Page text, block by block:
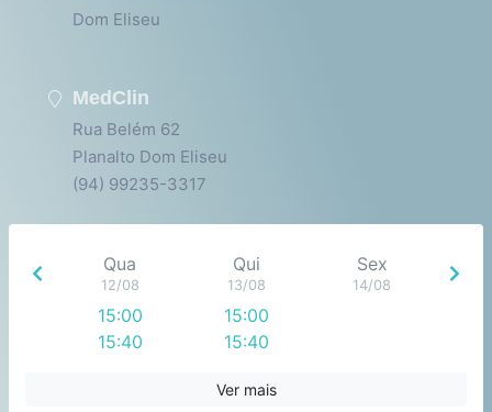
Dom Eliseu
MedClin
Rua Belém 62
Planalto Dom Eliseu
(94) 99235-3317
Qua
12/08
15:00
15:40
Qui
13/08
15:00
15:40
Sex
14/08
Ver mais